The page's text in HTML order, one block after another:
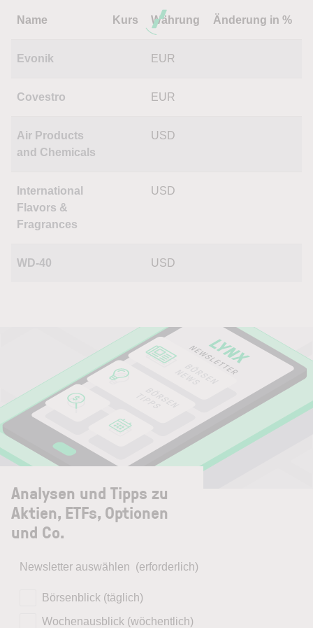
Name Kurs Währung Änderung in %
Evonik EUR
Covestro EUR
Air Products
and Chemicals
USD
International
Flavors &
Fragrances
USD
WD-40 USD
Analysen und Tipps zu
Aktien, ETFs, Optionen
und Co.
Newsletter auswählen (erforderlich)
Börsenblick (täglich)
Wochenausblick (wöchentlich)